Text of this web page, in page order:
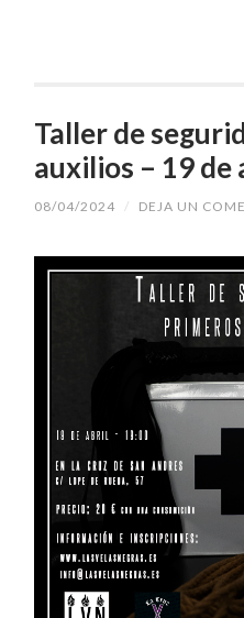
Taller de
auxilios – 19 de
08/04/2024 / DEJA UN